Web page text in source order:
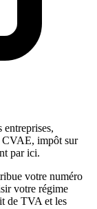
CVAE, impôt sur
par ici.
votre numéro
votre régime
de TVA et les